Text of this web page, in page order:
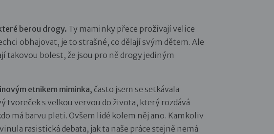
berou drogy. Ty maminky přece prožívají velice
obhajovat, je to strašné, co dělají svým dětem. Ale
takovou bolest, že jsou pro ně drogy jediným
etnikem miminka, často jsem se setkávala
tvoreček s velkou vervou do života, který rozdává
má barvu pleti. Ovšem lidé kolem něj ano. Kamkoliv
rasistická debata, jak ta naše práce stejně nemá